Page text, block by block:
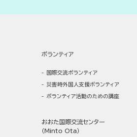
ボランティア
国際交流ボランティア
災害時外国人支援ボランティア
ボランティア活動のための講座
おおた国際交流センター
（Minto Ota）